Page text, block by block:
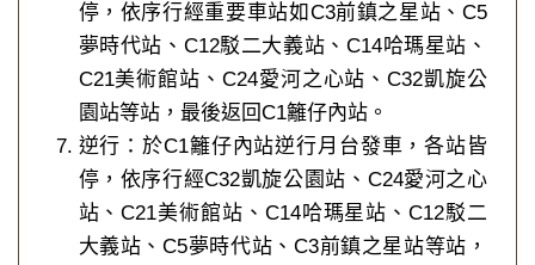
停，依序行經重要車站如C3前鎮之星站、C5
夢時代站、C12駁二大義站、C14哈瑪星站、
C21美術館站、C24愛河之心站、C32凱旋公
園站等站，最後返回C1籬仔內站。
逆行：於C1籬仔內站逆行月台發車，各站皆
停，依序行經C32凱旋公園站、C24愛河之心
站、C21美術館站、C14哈瑪星站、C12駁二
大義站、C5夢時代站、C3前鎮之星站等站，